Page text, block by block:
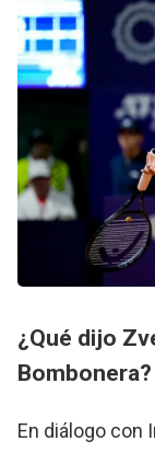
¿Qué dijo
Bombonera?
En diálogo con